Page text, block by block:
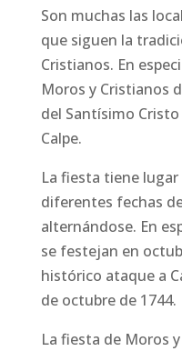
Son muchas las
que siguen la
Cristianos. En
Moros y Cristianos
del Santísimo
Calpe.
La fiesta tiene
diferentes fechas
alternándose. En
se festejan en
histórico ataque a
de octubre de 1744.
La fiesta de Moros